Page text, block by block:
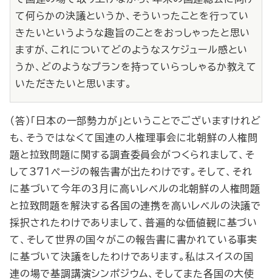
て何らかの決議というか、そういったことを行ってい
きたいというような趣旨のことをおっしゃったと思い
ますが、これについてどのようなスケジュール感とい
うか、どのようなプランを持っていらっしゃるか教えて
いただきたいと思います。
（答）「日本の一部勢力が」ということでございますけれど
も、そうではなくて国連の人権理事会に北朝鮮の人権問
題と拉致問題に関する調査委員会がつくられまして、そ
して371ページの報告書が出たわけです。そして、それ
に基づいて今年の３月に高いレベルの北朝鮮の人権問題
と拉致問題を解決する各国の連携を高いレベルの決議で
採択されたわけでありまして、普遍的な価値観に基づい
て、そして世界の国々がこの報告書に書かれている事実
に基づいて決議をしたわけであります。私はスイスの国
連の場で基調講演シンポジウム、そしてまた各国の大使